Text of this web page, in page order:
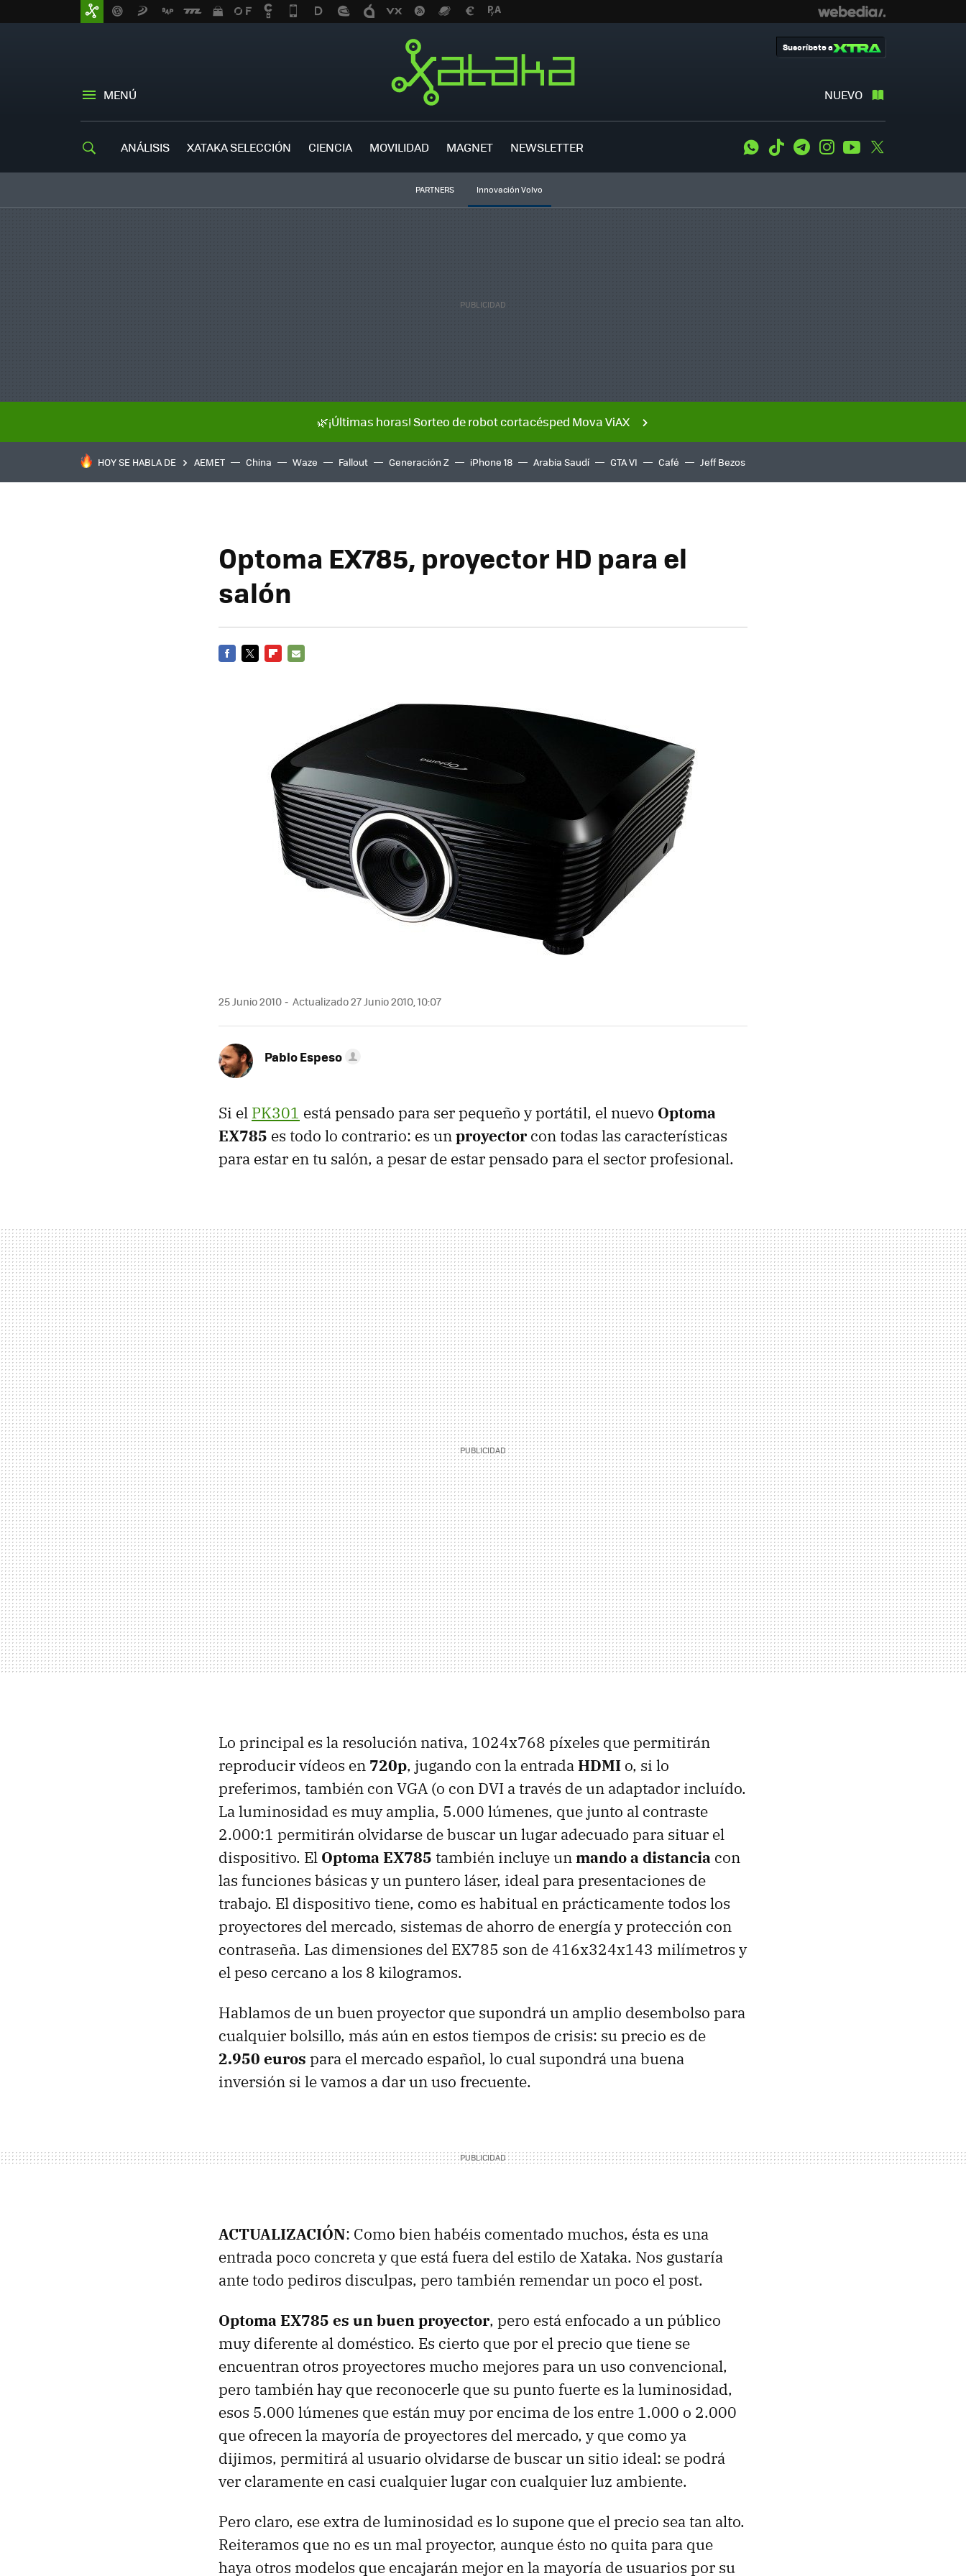
MENÚ NUEVO
Suscríbete a
ANÁLISIS XATAKA SELECCIÓN CIENCIA MOVILIDAD MAGNET NEWSLETTER WhatsApp
Tiktok TelegramInstagramYoutube
PARTNERS Innovación Volvo
🌿¡Últimas horas! Sorteo de robot cortacésped Mova ViAX
HOY SE HABLA DE AEMET China Waze Fallout Generación Z iPhone 18 Arabia Saudí GTA VI Café Jeff Bezos
Optoma EX785, proyector HD para el
salón
25 Junio 2010 Actualizado 27 Junio 2010, 10:07
Pablo Espeso
Si el PK301 está pensado para ser pequeño y portátil, el nuevo Optoma
EX785 es todo lo contrario: es unproyector con todas las características
para estar en tu salón, a pesar de estar pensado para el sector profesional.
Lo principal es la resolución nativa, 1024x768 píxeles que permitirán
reproducir vídeos en 720p, jugando con la entradaHDMI o, si lo
preferimos, también con VGA (o con DVI a través de un adaptador incluído.
La luminosidad es muy amplia, 5.000 lúmenes, que junto al contraste
2.000:1 permitirán olvidarse de buscar un lugar adecuado para situar el
dispositivo. El Optoma EX785 también incluye unmando a distancia con
las funciones básicas y un puntero láser, ideal para presentaciones de
trabajo. El dispositivo tiene, como es habitual en prácticamente todos los
proyectores del mercado, sistemas de ahorro de energía y protección con
contraseña. Las dimensiones del EX785 son de 416x324x143 milímetros y
el peso cercano a los 8 kilogramos.
Hablamos de un buen proyector que supondrá un amplio desembolso para
cualquier bolsillo, más aún en estos tiempos de crisis: su precio es de
2.950 euros para el mercado español, lo cual supondrá una buena
inversión si le vamos a dar un uso frecuente.
ACTUALIZACIÓN: Como bien habéis comentado muchos, ésta es una
entrada poco concreta y que está fuera del estilo de Xataka. Nos gustaría
ante todo pediros disculpas, pero también remendar un poco el post.
Optoma EX785 es un buen proyector, pero está enfocado a un público
muy diferente al doméstico. Es cierto que por el precio que tiene se
encuentran otros proyectores mucho mejores para un uso convencional,
pero también hay que reconocerle que su punto fuerte es la luminosidad,
esos 5.000 lúmenes que están muy por encima de los entre 1.000 o 2.000
que ofrecen la mayoría de proyectores del mercado, y que como ya
dijimos, permitirá al usuario olvidarse de buscar un sitio ideal: se podrá
ver claramente en casi cualquier lugar con cualquier luz ambiente.
Pero claro, ese extra de luminosidad es lo supone que el precio sea tan alto.
Reiteramos que no es un mal proyector, aunque ésto no quita para que
haya otros modelos que encajarán mejor en la mayoría de usuarios por su